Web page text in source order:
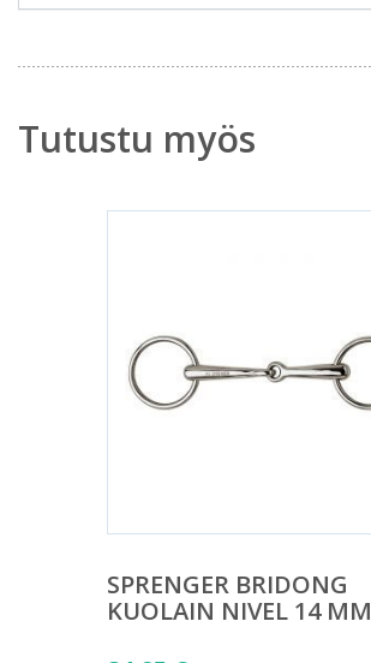
Tutustu myös
SPRENGER BRIDONG
KUOLAIN NIVEL 14 MM